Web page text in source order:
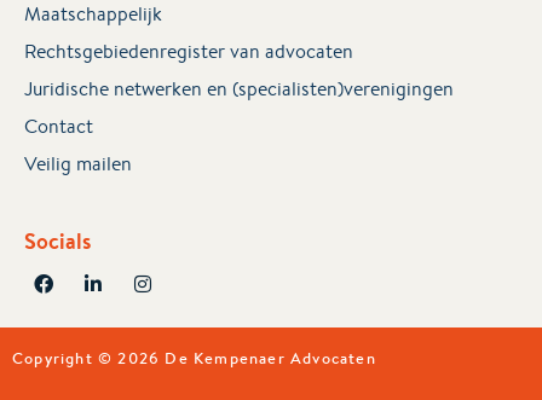
Maatschappelijk
Rechtsgebiedenregister van advocaten
Juridische netwerken en (specialisten)verenigingen
Contact
Veilig mailen
Socials
Copyright © 2026 De Kempenaer Advocaten